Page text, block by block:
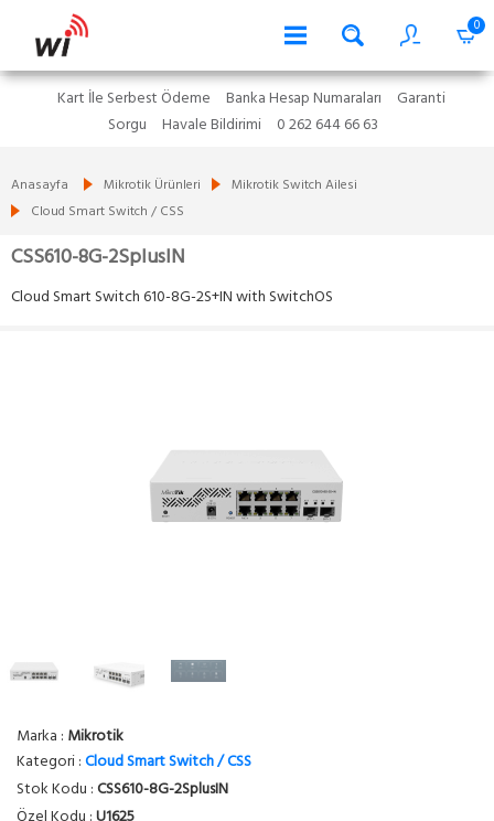
0
Kart İle Serbest Ödeme Banka Hesap Numaraları
Garanti
Sorgu
Havale Bildirimi 0 262 644 66 63
Anasayfa Mikrotik Ürünleri
Mikrotik Switch Ailesi
Cloud Smart Switch / CSS
CSS610-8G-2SplusIN
Cloud Smart Switch 610-8G-2S+IN with SwitchOS
Marka : Mikrotik
Kategori :Cloud Smart Switch / CSS
Stok Kodu :CSS610-8G-2SplusIN